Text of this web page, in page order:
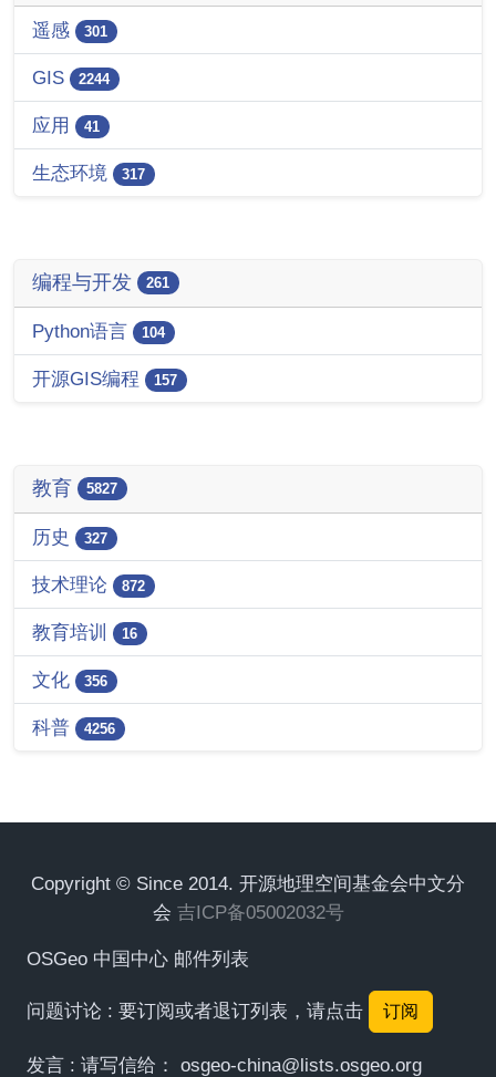
遥感 301
GIS 2244
应用 41
生态环境 317
编程与开发 261
Python语言 104
开源GIS编程 157
教育 5827
历史 327
技术理论 872
教育培训 16
文化 356
科普 4256
Copyright © Since 2014. 开源地理空间基金会中文分
会 吉ICP备05002032号
OSGeo 中国中心 邮件列表
问题讨论 : 要订阅或者退订列表，请点击 订阅
发言 : 请写信给： osgeo-china@lists.osgeo.org